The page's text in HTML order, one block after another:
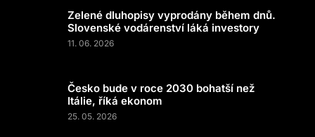
Zelené dluhopisy vyprodány během dnů.
Slovenské vodárenství láká investory
11. 06. 2026
Česko bude v roce 2030 bohatší než
Itálie, říká ekonom
25. 05. 2026